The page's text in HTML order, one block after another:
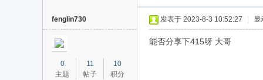
fenglin730
0
主题
11
帖子
10
积分
发表于 2023-8-3 10:52:27 显
能否分享下415呀 大哥